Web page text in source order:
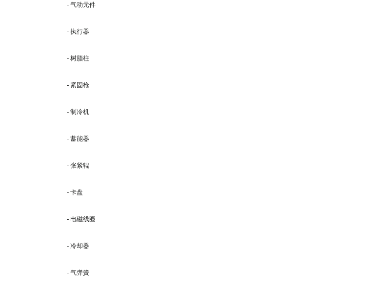
- 气动元件
- 执行器
- 树脂柱
- 紧固枪
- 制冷机
- 蓄能器
- 张紧辊
- 卡盘
- 电磁线圈
- 冷却器
- 气弹簧